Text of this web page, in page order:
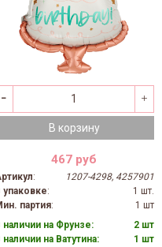
В корзину
467 руб
:
1207-4298, 4257901
упаковке:
1 шт.
партия:
1 шт
наличии на Фрунзе:
2 шт
наличии на Ватутина:
1 шт